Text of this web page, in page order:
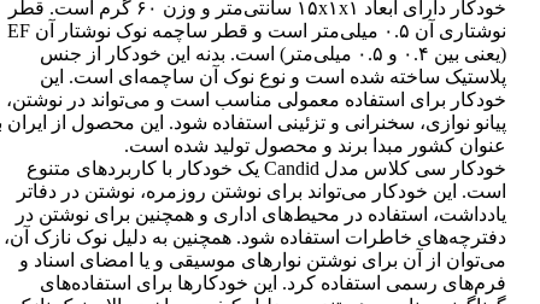
خودکار دارای ابعاد ۱۵x۱x۱ سانتی‌متر و وزن ۶۰ گرم است. قطر
نوشتاری آن ۰.۵ میلی‌متر است و قطر ساچمه نوک نوشتار آن EF
(یعنی بین ۰.۴ و ۰.۵ میلی‌متر) است. بدنه این خودکار از جنس
پلاستیک ساخته شده است و نوع نوک آن ساچمه‌ای است. این
خودکار برای استفاده معمولی مناسب است و می‌تواند در نوشتن،
پیانو نوازی، سخنرانی و تزئینی استفاده شود. این محصول از ایران
عنوان کشور مبدا برند و محصول تولید شده است.
خودکار سی کلاس مدل Candid یک خودکار با کاربردهای متنوع
است. این خودکار می‌تواند برای نوشتن روزمره، نوشتن در دفاتر
یادداشت، استفاده در محیط‌های اداری و همچنین برای نوشتن در
دفترچه‌های خاطرات استفاده شود. همچنین به دلیل نوک نازک آن،
می‌توان از آن برای نوشتن نوارهای موسیقی و یا امضای اسناد و
فرم‌های رسمی استفاده کرد. این خودکارها برای استفاده‌های